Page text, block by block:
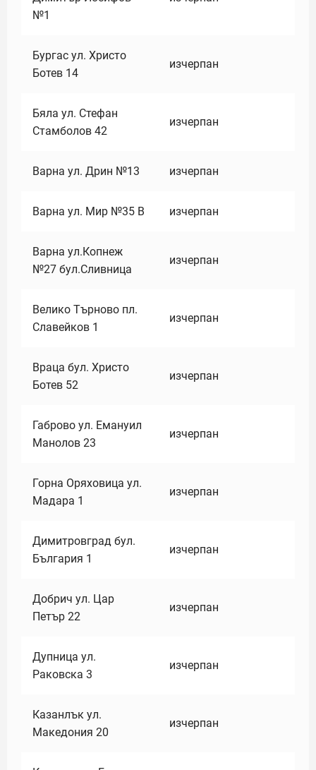
№1
Бургас ул. Христо
Ботев 14
изчерпан
Бяла ул. Стефан
Стамболов 42
изчерпан
Варна ул. Дрин №13 изчерпан
Варна ул. Мир №35 В изчерпан
Варна ул.Копнеж
№27 бул.Сливница
изчерпан
Велико Търново пл.
Славейков 1
изчерпан
Враца бул. Христо
Ботев 52
изчерпан
Габрово ул. Емануил
Манолов 23
изчерпан
Горна Оряховица ул.
Мадара 1
изчерпан
Димитровград бул.
България 1
изчерпан
Добрич ул. Цар
Петър 22
изчерпан
Дупница ул.
Раковска 3
изчерпан
Казанлък ул.
Македония 20
изчерпан